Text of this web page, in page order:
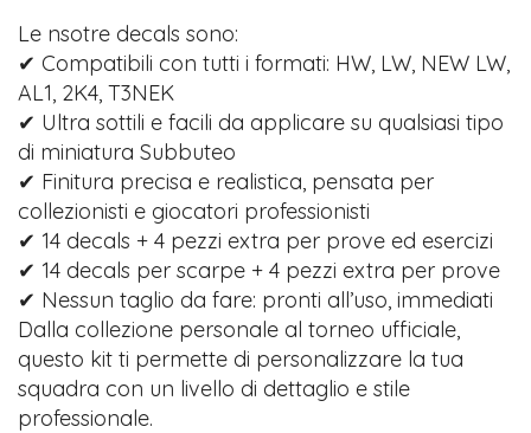
Le nsotre decals sono:
✔ Compatibili con tutti i formati: HW, LW, NEW LW,
AL1, 2K4, T3NEK
✔ Ultra sottili e facili da applicare su qualsiasi tipo
di miniatura Subbuteo
✔ Finitura precisa e realistica, pensata per
collezionisti e giocatori professionisti
✔ 14 decals + 4 pezzi extra per prove ed esercizi
✔ 14 decals per scarpe + 4 pezzi extra per prove
✔ Nessun taglio da fare: pronti all’uso, immediati
Dalla collezione personale al torneo ufficiale,
questo kit ti permette di personalizzare la tua
squadra con un livello di dettaglio e stile
professionale.